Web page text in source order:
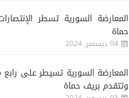
المعارضة السورية تسطر
حماة
04 ديسمبر, 2024
المعارضة السورية تسيطر على
وتتقدم بريف حماة